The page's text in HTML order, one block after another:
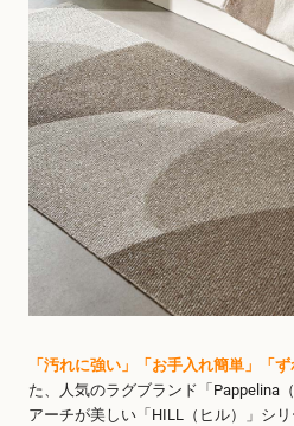
「汚れに強い」「お手入れ簡単」「ず
た、人気のラグブランド「Pappelina
アーチが美しい「HILL（ヒル）」シ